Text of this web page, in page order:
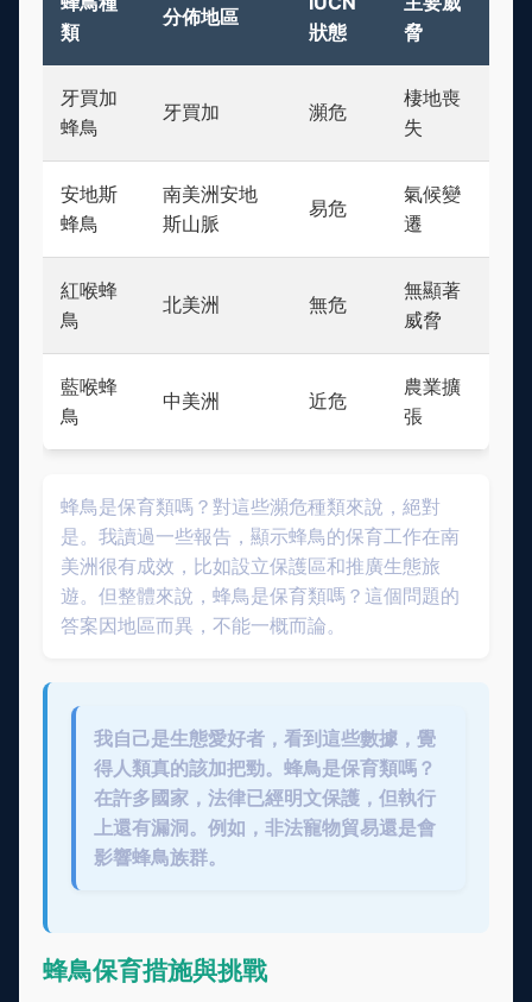
類
分佈地區
狀態
脅
牙買加
蜂鳥
牙買加 瀕危
棲地喪
失
安地斯
蜂鳥
南美洲安地
斯山脈
易危
氣候變
遷
紅喉蜂
鳥
北美洲 無危
無顯著
威脅
藍喉蜂
鳥
中美洲 近危
農業擴
張
蜂鳥是保育類嗎？對這些瀕危種類來說，絕對
是。我讀過一些報告，顯示蜂鳥的保育工作在南
美洲很有成效，比如設立保護區和推廣生態旅
遊。但整體來說，蜂鳥是保育類嗎？這個問題的
答案因地區而異，不能一概而論。
我自己是生態愛好者，看到這些數據，覺
得人類真的該加把勁。蜂鳥是保育類嗎？
在許多國家，法律已經明文保護，但執行
上還有漏洞。例如，非法寵物貿易還是會
影響蜂鳥族群。
蜂鳥保育措施與挑戰